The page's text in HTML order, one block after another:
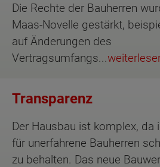
Die Rechte der Bauherren
Maas-Novelle gestärkt,
auf Änderungen des
Vertragsumfangs...
Transparenz
Der Hausbau ist komplex, da
für unerfahrene Bauherren
zu behalten. Das neue